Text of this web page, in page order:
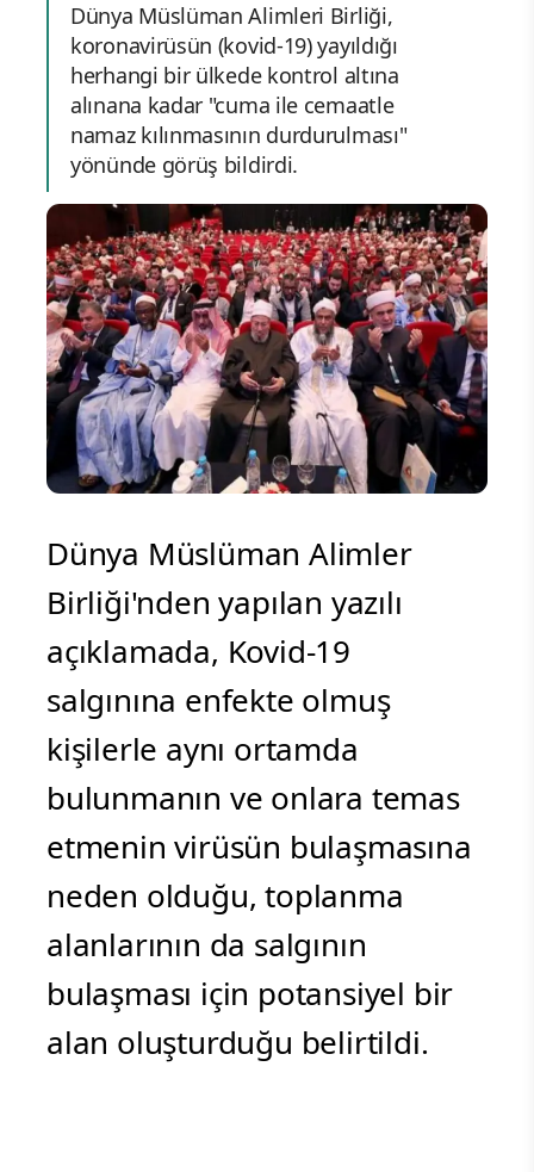
Dünya Müslüman Alimleri Birliği,
koronavirüsün (kovid-19) yayıldığı
herhangi bir ülkede kontrol altına
alınana kadar "cuma ile cemaatle
namaz kılınmasının durdurulması"
yönünde görüş bildirdi.
Dünya Müslüman Alimler
Birliği'nden yapılan yazılı
açıklamada, Kovid-19
salgınına enfekte olmuş
kişilerle aynı ortamda
bulunmanın ve onlara temas
etmenin virüsün bulaşmasına
neden olduğu, toplanma
alanlarının da salgının
bulaşması için potansiyel bir
alan oluşturduğu belirtildi.